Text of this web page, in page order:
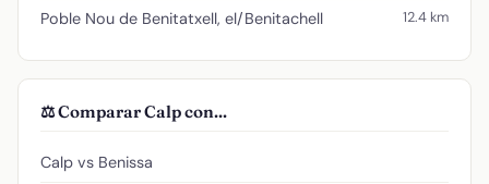
Poble Nou de Benitatxell, el/Benitachell 12.4 km
⚖️ Comparar Calp con...
Calp vs Benissa